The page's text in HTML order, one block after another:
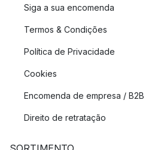
Siga a sua encomenda
Termos & Condições
Política de Privacidade
Cookies
Encomenda de empresa / B2B
Direito de retratação